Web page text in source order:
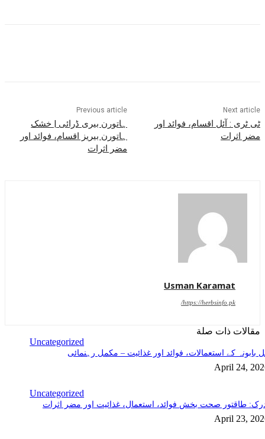
Previous article
ہاتورن بیری ڈرائی | خشک
ہاتورن بیریز اقسام، فوائد اور
مضر اثرات
Next article
ٹی ٹری : آئل اقسام، فوائد اور
مضر اثرات
Usman Karamat
https://herbsinfo.pk/
مقالات ذات صلة
Uncategorized
بابونہ کے استعمالات، فوائد اور غذائیت – مکمل رہنمائی
April 24,
Uncategorized
طاقتور صحت بخش فوائد، استعمال، غذائیت اور مضر اثرات
April 23,